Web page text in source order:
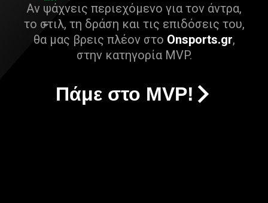
Αν ψάχνεις περιεχόμενο για τον άντρα,
το στιλ, τη δράση και τις επιδόσεις του,
θα μας βρεις πλέον στο Onsports.gr,
στην κατηγορία MVP.
Πάμε στο MVP!